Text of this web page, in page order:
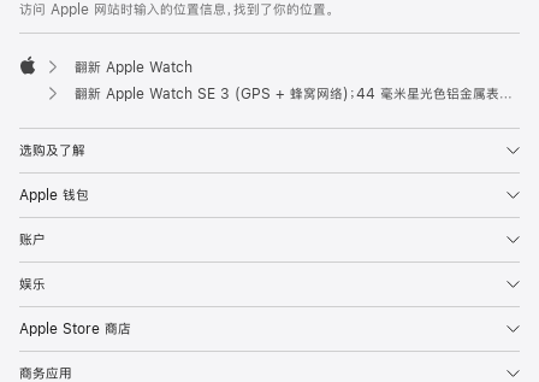
访问 Apple 网站时输入的位置信息，找到了你的位置。
Apple
翻新 Apple Watch
翻新 Apple Watch SE 3 (GPS + 蜂窝网络)；44 毫米星光色铝金属表壳；星光色运动型表带 (M/L 号)
选购及了解
Apple 钱包
账户
娱乐
Apple Store 商店
商务应用